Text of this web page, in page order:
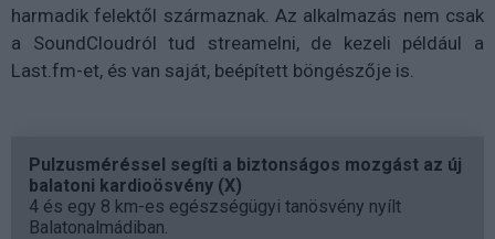
harmadik felektől származnak. Az alkalmazás nem csak
a SoundCloudról tud streamelni, de kezeli például a
Last.fm-et, és van saját, beépített böngészője is.
Pulzusméréssel segíti a biztonságos mozgást az új
balatoni kardioösvény (X)
4 és egy 8 km-es egészségügyi tanösvény nyílt
Balatonalmádiban.